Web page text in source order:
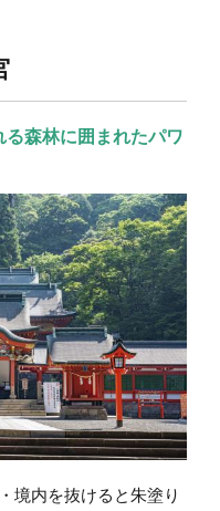
森林に囲まれたパワ
境内を抜けると朱塗り